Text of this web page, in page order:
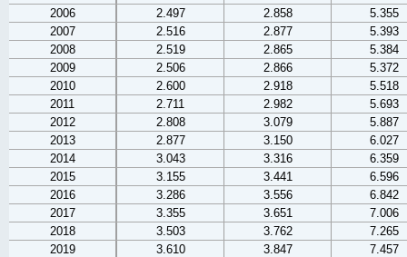
2006
2.497 2.858
5.355
2007
2.516 2.877
5.393
2008
2.519 2.865
5.384
2009
2.506 2.866
5.372
2010
2.600 2.918
5.518
2011
2.711 2.982
5.693
2012
2.808 3.079
5.887
2013
2.877 3.150
6.027
2014
3.043 3.316
6.359
2015
3.155 3.441
6.596
2016
3.286 3.556
6.842
2017
3.355 3.651
7.006
2018
3.503 3.762
7.265
2019
3.610 3.847
7.457